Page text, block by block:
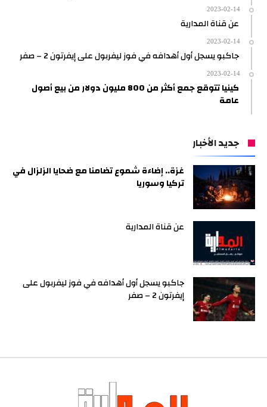
2023-02-14
عن قناة المدارية
2023-02-14
جاكبو يسجل أول أهدافه في فوز ليفربول على إيفرتون 2 – صفر
2023-02-14
كينيا تتوقع جمع أكثر من 800 مليون دولار من بيع أصول
عامة
جديد الأخبار
غزة.. إضاءة شموع تضامنا مع ضحايا الزلزال في
تركيا وسوريا
عن قناة المدارية
جاكبو يسجل أول أهدافه في فوز ليفربول على
إيفرتون 2 – صفر